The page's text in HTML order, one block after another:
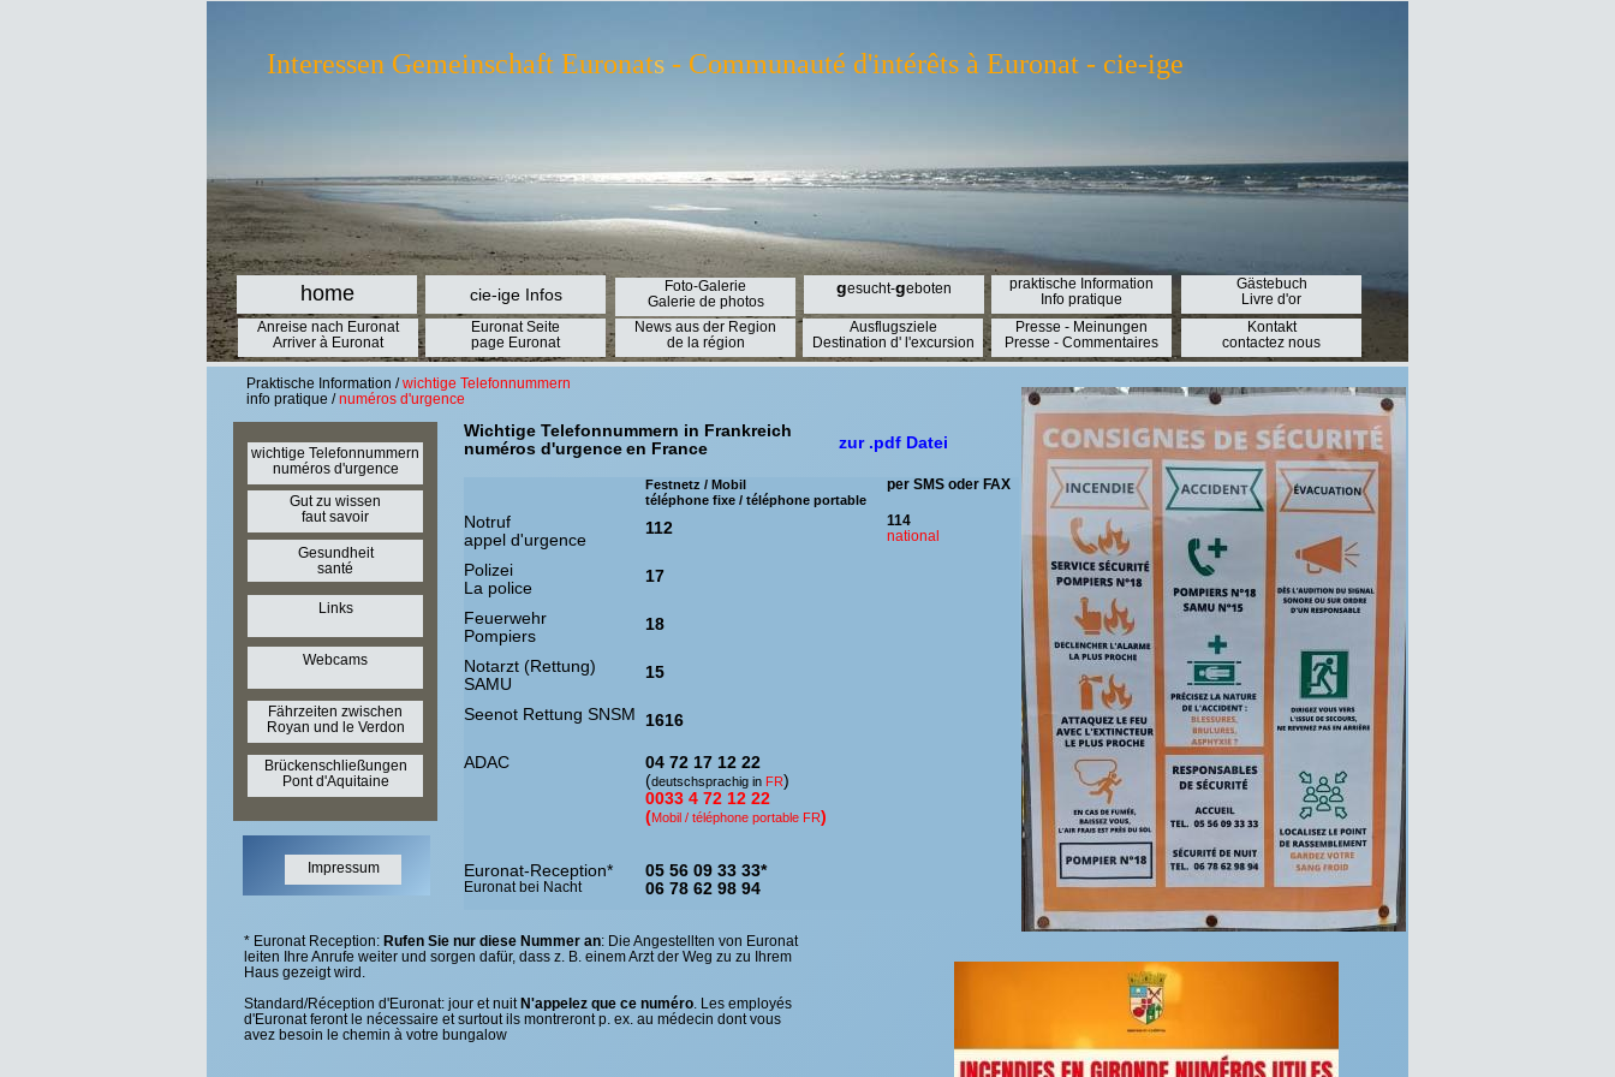
cie-ige Infos
praktische Information
Info pratique
Kontakt
contactez nous
Interessen Gemeinschaft Euronats - Communauté d'intérêts à Euronat - cie-ige
Euronat Seite
page Euronat
Gästebuch
Livre d'or
News aus der Region
de la région
gesucht-geboten
Presse - Meinungen
Presse - Commentaires
Foto-Galerie
Galerie de photos
Ausflugsziele
Destination d' l'excursion
Anreise nach Euronat
Arriver à Euronat
home
Impressum
Datenschutzerklärung
Gut zu wissen
faut savoir
Webcams
Links
wichtige Telefonnummern
numéros d'urgence
Gesundheit
santé
Fährzeiten zwischen
Royan und le Verdon
Brückenschließungen
Pont d'Aquitaine
Praktische Information /wichtige Telefonnummern
info pratique /numéros d'urgence
Notruf
appel d'urgence
112
Feuerwehr
Pompiers
18
Seenot Rettung SNSM 1616
Notarzt (Rettung)
SAMU
15
Polizei
La police
17
ADAC
04 72 17 12 22
(deutschsprachig in FR)
0033 4 72 12 22
(Mobil / téléphone portable FR)
Euronat-Reception*
Euronat bei Nacht
05 56 09 33 33*
06 78 62 98 94
Festnetz / Mobil
téléphone fixe / téléphone portable
per SMS oder FAX
114
national
Wichtige Telefonnummern in Frankreich
numéros d'urgenceen France
* Euronat Reception: Rufen Sie nur diese Nummer an: Die Angestellten von Euronat
leiten Ihre Anrufe weiter und sorgen dafür, dass z. B. einem Arzt der Weg zu zu Ihrem
Haus gezeigt wird.
Standard/Réception d'Euronat: jour et nuitN'appelez que ce numéro . Les employés
d'Euronat feront le nécessaire et surtout ils montreront p. ex. au médecin dont vous
avez besoin le chemin à votre bungalow
zur .pdf Datei